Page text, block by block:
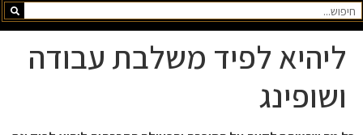
ליהיא לפיד משלבת עבודה
ושופינג